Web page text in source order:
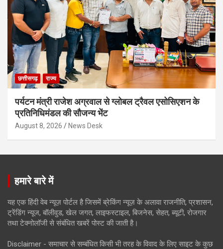
छत्तीसगढ़ राज्य
पर्यटन मंत्री राजेश अग्रवाल से ग्लोबल ट्रैवल एसोसिएशन के
प्रतिनिधिमंडल की सौजन्य भेंट
August 8, 2026 News Desk
हमारे बारे में
यह एक हिंदी वेब न्यूज़ पोर्टल है जिसमें ब्रेकिंग न्यूज़ के अलावा राजनीति, प्रशासन,
ट्रेंडिंग न्यूज, बॉलीवुड, खेल जगत, लाइफस्टाइल, बिजनेस, सेहत, ब्यूटी, रोजगार
तथा टेक्नोलॉजी से संबंधित खबरें पोस्ट की जाती है।
Disclaimer - समाचार से सम्बंधित किसी भी तरह के विवाद के लिए साइट के कुछ